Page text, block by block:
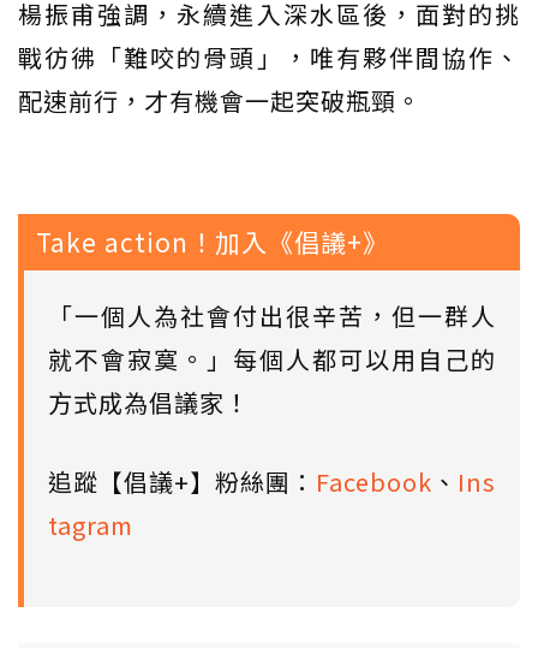
楊振甫強調，永續進入深水區後，面對的挑
戰彷彿「難咬的骨頭」，唯有夥伴間協作、
配速前行，才有機會一起突破瓶頸。
Take action！加入《倡議+》
「一個人為社會付出很辛苦，但一群人
就不會寂寞。」每個人都可以用自己的
方式成為倡議家！
追蹤【倡議+】粉絲團： Facebook 、 Ins
tagram